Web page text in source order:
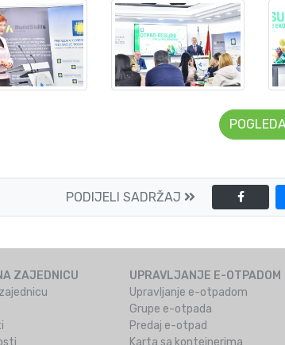
PODIJELI SADRŽAJ
ZAJEDNICU
UPRAVLJANJE E-OTPADOM
Upravljanje e-otpadom
Grupe e-otpada
Predaj e-otpad